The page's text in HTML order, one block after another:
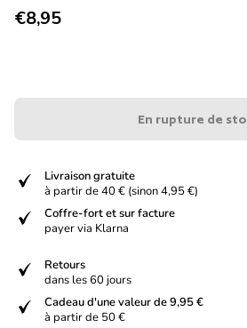
Prix normal
€8,95
En rupture de
verified
Livraison gratuite
à partir de 40 € (sinon 4,95 €)
verified
Coffre-fort et sur facture
payer via Klarna
verified
Retours
dans les 60 jours
verified
Cadeau d'une valeur de 9,95 €
à partir de 50 €